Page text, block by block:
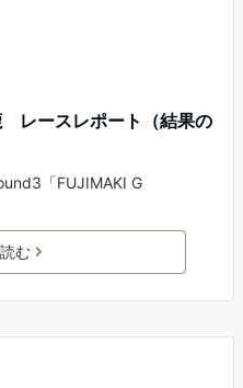
レースレポート（結果の
「FUJIMAKI G
む